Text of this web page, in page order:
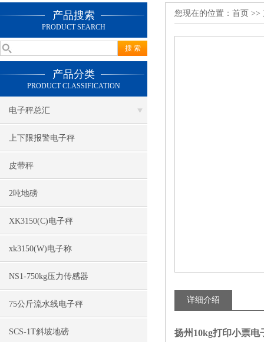
产品搜索
PRODUCT SEARCH
产品分类
PRODUCT CLASSIFICATION
电子秤总汇
上下限报警电子秤
皮带秤
2吨地磅
XK3150(C)电子秤
xk3150(W)电子称
NS1-750kg压力传感器
75公斤流水线电子秤
SCS-1T斜坡地磅
您现在的位置： 首页 >>
详细介绍
扬州10kg打印小票电